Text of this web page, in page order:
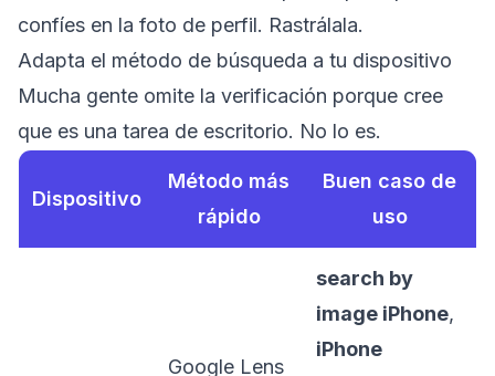
confíes en la foto de perfil. Rastrálala.
Adapta el método de búsqueda a tu dispositivo
Mucha gente omite la verificación porque cree
que es una tarea de escritorio. No lo es.
Dispositivo
Método más
rápido
Buen caso de
uso
Google Lens
search by
image iPhone,
iPhone